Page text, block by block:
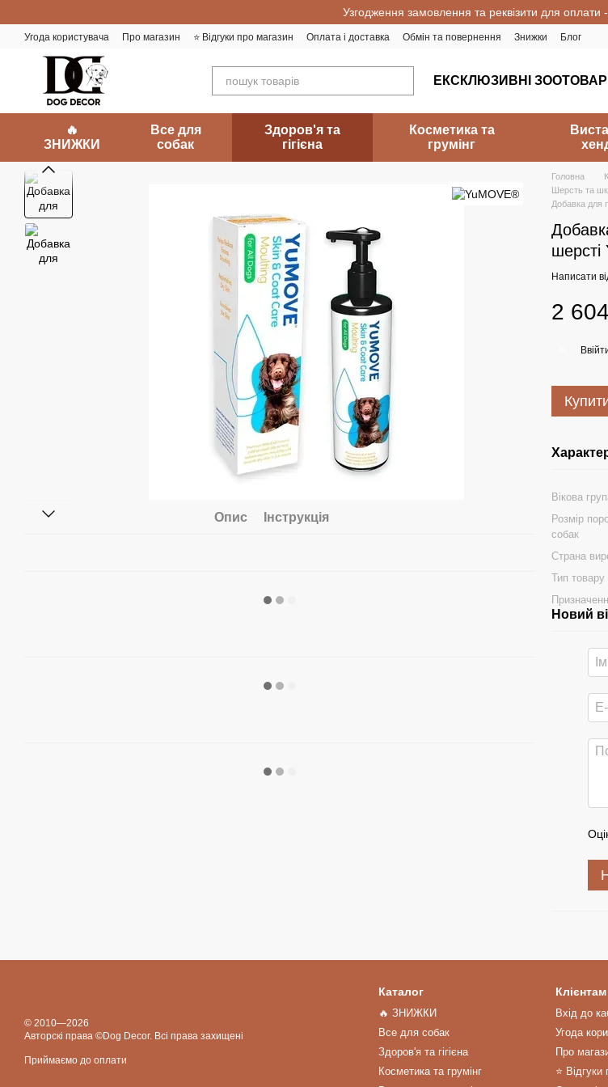
Узгодження замовлення та реквізити для
Угода користувача Про магазин ⭐️ Відгуки про магазин Оплата і доставка Обмін та повернення Знижки Блог
ЕКСКЛЮЗИВНІ
🔥
ЗНИЖКИ
Все для
собак
Здоров'я та
гігієна
Косметика та
грумінг
Опис Інструкція
Головна
Шерсть та
Добавка для
Написати
2
Вікова
Розмір
собак
Страна
Тип товару
Новий
© 2010—2026
Авторскі права ©Dog Decor. Всі права захищені
Приймаємо до оплати
Каталог
🔥 ЗНИЖКИ
Все для собак
Здоров'я та гігієна
Косметика та грумінг
Клієнтам
Вхід до
Угода
Про
⭐️